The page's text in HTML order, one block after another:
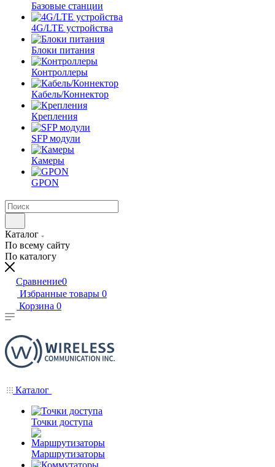
Базовые станции
4G/LTE устройства
Блоки питания
Контроллеры
Кабель/Коннектор
Крепления
SFP модули
Камеры
GPON
Каталог
По всему сайту
По каталогу
Сравнение0
Избранные товары 0
Корзина 0
Каталог
Точки доступа
Маршрутизаторы